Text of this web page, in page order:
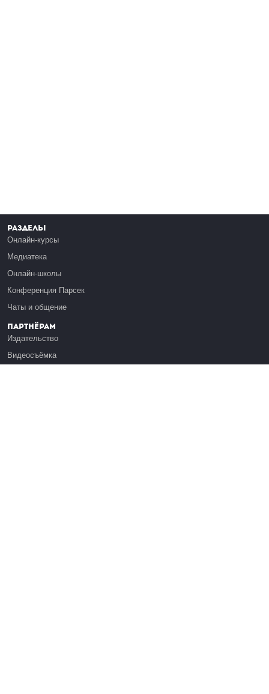
Разделы
Онлайн-курсы
Медиатека
Онлайн-школы
Конференция Парсек
Чаты и общение
Партнёрам
Издательство
Видеосъёмка